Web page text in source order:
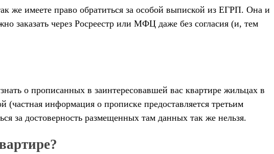
же имеете право обратиться за особой выпиской из ЕГРП. Она и
заказать через Росреестр или МФЦ даже без согласия (и, тем
о прописанных в заинтересовавшей вас квартире жильцах в
(частная информация о прописке предоставляется третьим
за достоверность размещенных там данных так же нельзя.